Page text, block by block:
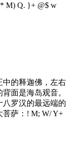
M) Q. }+ @$ w
中的释迦佛，左右
面是海岛观音。
罗汉的最远端的
萨： ! M; W/ Y+